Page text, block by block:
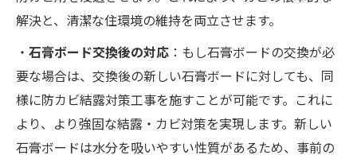
解決と、清潔な住環境の維持を両立させます。
・ 石膏ボード交換後の対応 ：もし石膏ボードの交換が必
要な場合は、交換後の新しい石膏ボードに対しても、同
様に防カビ結露対策工事を施すことが可能です。これに
より、より強固な結露・カビ対策を実現します。新しい
石膏ボードは水分を吸いやすい性質があるため、事前の